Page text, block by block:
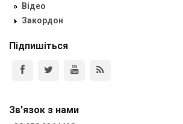
Відео
Закордон
Підпишіться
Зв'язок з нами